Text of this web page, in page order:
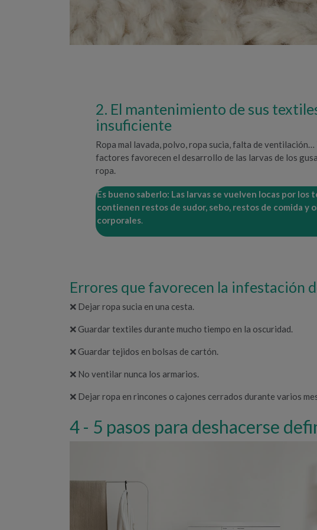
2. El mantenimiento de sus
insuficiente
Ropa mal lavada, polvo, ropa sucia, falta de ventilación…
factores favorecen el desarrollo de las larvas de los
ropa.
Es bueno saberlo: Las larvas se vuelven locas por los
contienen restos de sudor, sebo, restos de comida y
corporales.
Errores que favorecen la infestación
❌ Dejar ropa sucia en una cesta.
❌ Guardar textiles durante mucho tiempo en la oscuridad.
❌ Guardar tejidos en bolsas de cartón.
❌ No ventilar nunca los armarios.
❌ Dejar ropa en rincones o cajones cerrados durante varios
5 pasos para deshacerse